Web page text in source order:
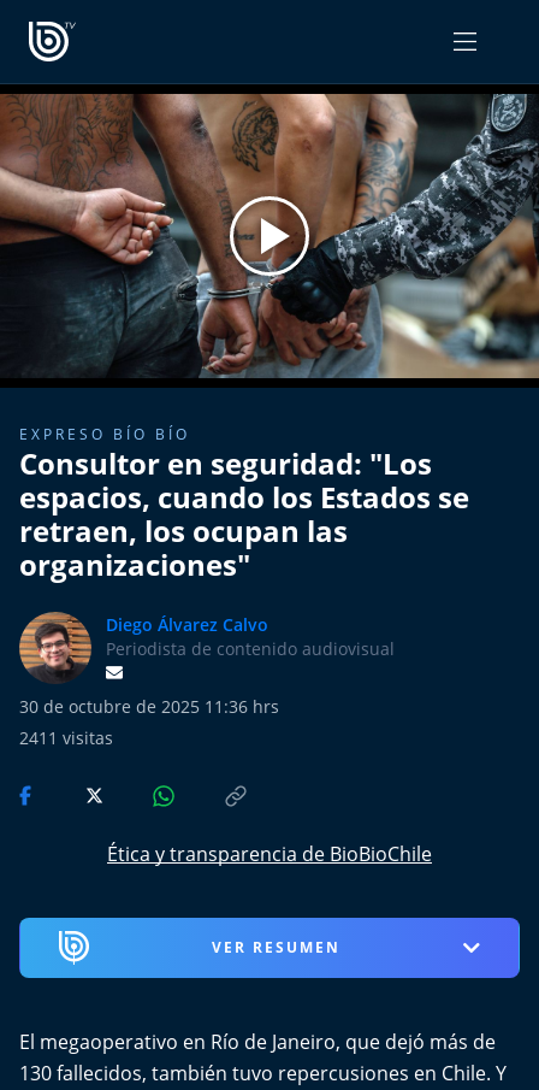
PROGRAMAS
Radiograma
Expreso Bío Bío
Podría Ser Peor
La Entrevista de Tomás Mosciatti
Entrevistas BioBioTV
Comentarios de Tomás Mosciatti
Más de Ti Podcast
Realizadores
Retropop
De Plato en Plato
Los Inestables
Más de 100 Días
Efemérides
OPINIÓN
PODCAST RADIOGRAMA
EXPRESO BÍO BÍO
Consultor en seguridad: "Los
espacios, cuando los Estados se
retraen, los ocupan las
organizaciones"
Diego Álvarez Calvo
Periodista de contenido audiovisual
30 de octubre de 2025 11:36 hrs
2411 visitas
Ética y transparencia de BioBioChile
VER RESUMEN
El megaoperativo en Río de Janeiro, que dejó más de
130 fallecidos, también tuvo repercusiones en Chile. Y